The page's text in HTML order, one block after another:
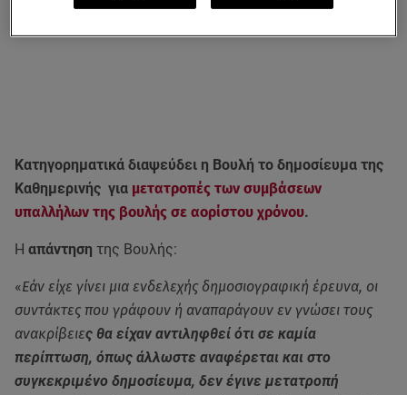
Κατηγορηματικά διαψεύδει η Βουλή το δημοσίευμα της
Καθημερινής για μετατροπές των συμβάσεων
υπαλλήλων της βουλής σε αορίστου χρόνου.
Η απάντηση της Βουλής:
«Εάν είχε γίνει μια ενδελεχής δημοσιογραφική έρευνα, οι
συντάκτες που γράφουν ή αναπαράγουν εν γνώσει τους
ανακρίβειες θα είχαν αντιληφθεί ότι σε καμία
περίπτωση, όπως άλλωστε αναφέρεται και στο
συγκεκριμένο δημοσίευμα, δεν έγινε μετατροπή